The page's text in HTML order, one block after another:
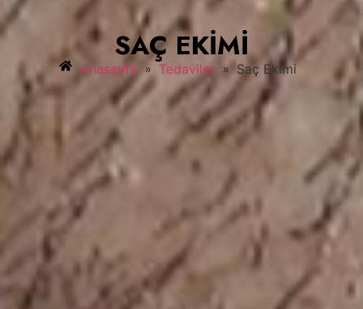
SAÇ EKIMI
Anasayfa » Tedaviler » Saç Ekimi